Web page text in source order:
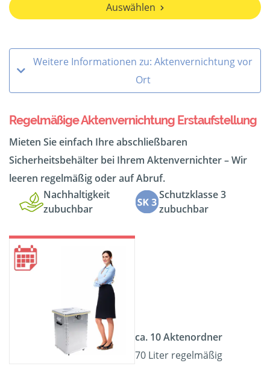
Auswählen
Weitere Informationen zu: Aktenvernichtung vor
Ort
Regelmäßige Aktenvernichtung Erstaufstellung
Mieten Sie einfach Ihre abschließbaren
Sicherheitsbehälter bei Ihrem Aktenvernichter – Wir
leeren regelmäßig oder auf Abruf.
Nachhaltigkeit
zubuchbar
Schutzklasse 3
zubuchbar
ca. 10 Aktenordner
70 Liter regelmäßig